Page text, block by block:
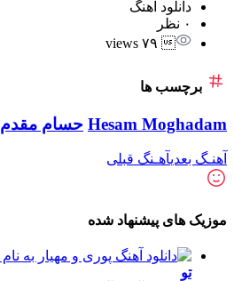
دانلود آهنگ
۰ نظر
۷۹ views
برچسب ها
Hesam Moghadam حسام مقدم
آهنـگ بعدیآهـنگ قبلی
موزیک های پیشنهاد شده
تو